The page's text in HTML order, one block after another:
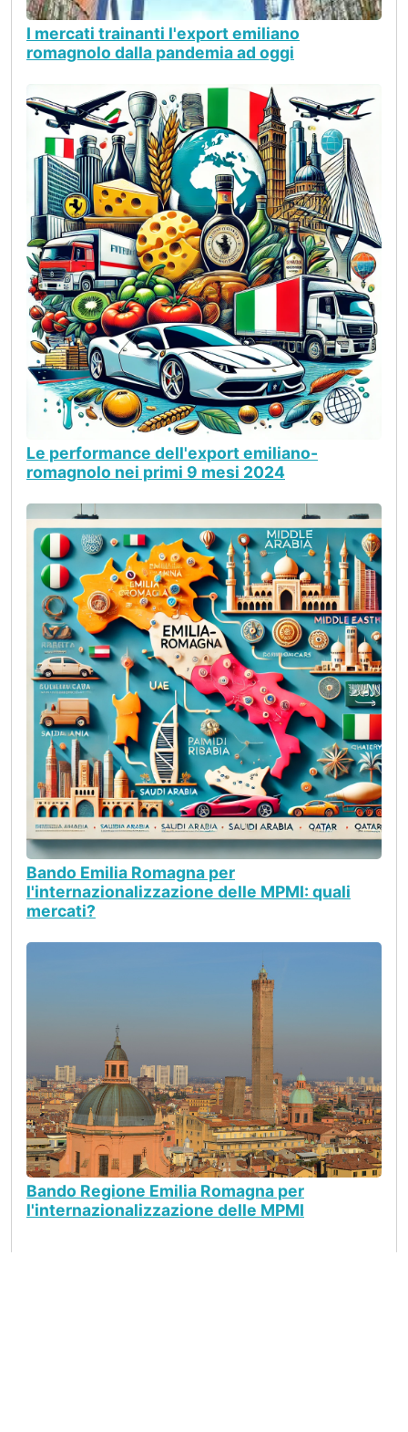
I mercati trainanti l'export emiliano
romagnolo dalla pandemia ad oggi
Le performance dell'export emiliano-
romagnolo nei primi 9 mesi 2024
Bando Emilia Romagna per
l'internazionalizzazione delle MPMI: quali
mercati?
Bando Regione Emilia Romagna per
l'internazionalizzazione delle MPMI